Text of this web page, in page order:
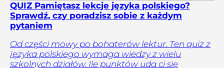
QUIZ Pamiętasz lekcje języka polskiego?
Sprawdź, czy poradzisz sobie z każdym
pytaniem
Od części mowy po bohaterów lektur. Ten quiz z
języka polskiego wymaga wiedzy z wielu
szkolnych działów. Ile punktów uda ci się